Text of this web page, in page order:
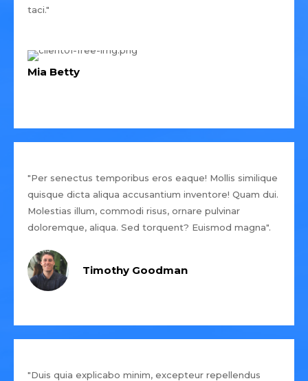
taci."
Mia Betty
"Per senectus temporibus eros eaque! Mollis similique
quisque dicta aliqua accusantium inventore! Quam dui.
Molestias illum, commodi risus, ornare pulvinar
doloremque, aliqua. Sed torquent? Euismod magna".
Timothy Goodman
"Duis quia explicabo minim, excepteur repellendus